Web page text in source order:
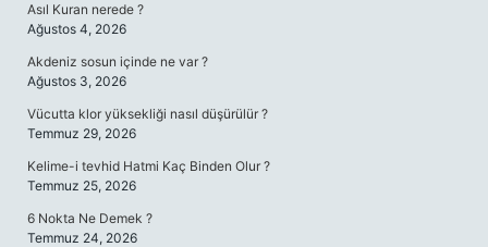
Asıl Kuran nerede ?
Ağustos 4, 2026
Akdeniz sosun içinde ne var ?
Ağustos 3, 2026
Vücutta klor yüksekliği nasıl düşürülür ?
Temmuz 29, 2026
Kelime-i tevhid Hatmi Kaç Binden Olur ?
Temmuz 25, 2026
6 Nokta Ne Demek ?
Temmuz 24, 2026